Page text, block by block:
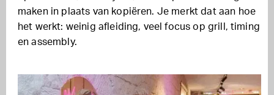
maken in plaats van kopiëren. Je merkt dat aan hoe
het werkt: weinig afleiding, veel focus op grill, timing
en assembly.